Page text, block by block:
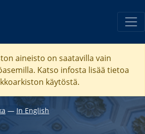
aineisto on saatavilla vain
Katso infosta lisää tietoa
käytöstä.
― In English